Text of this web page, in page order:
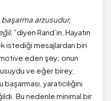
başarma arzusudur,
diyen Rand’in, Hayatın
istediği mesajlardan biri
eden şey; onun
ve eğer birey,
yaratıcılığını
Bu nedenle minimal bir